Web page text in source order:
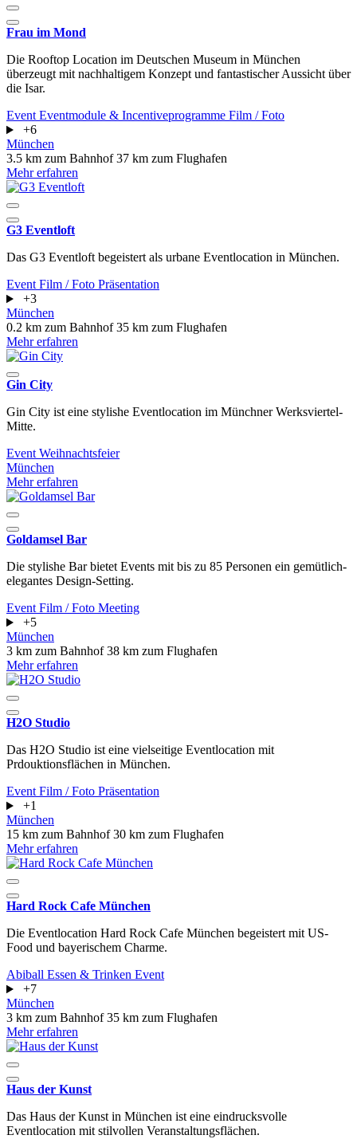
Frau im Mond
Die Rooftop Location im Deutschen Museum in München
überzeugt mit nachhaltigem Konzept und fantastischer Aussicht über
die Isar.
Event Eventmodule & Incentiveprogramme Film / Foto
+6
München
3.5 km zum Bahnhof37 km zum Flughafen
Mehr erfahren
G3 Eventloft
Das G3 Eventloft begeistert als urbane Eventlocation in München.
Event Film / Foto Präsentation
+3
München
0.2 km zum Bahnhof35 km zum Flughafen
Mehr erfahren
Gin City
Gin City ist eine stylishe Eventlocation im Münchner Werksviertel-
Mitte.
Event Weihnachtsfeier
München
Mehr erfahren
Goldamsel Bar
Die stylishe Bar bietet Events mit bis zu 85 Personen ein gemütlich-
elegantes Design-Setting.
Event Film / Foto Meeting
+5
München
3 km zum Bahnhof38 km zum Flughafen
Mehr erfahren
H2O Studio
Das H2O Studio ist eine vielseitige Eventlocation mit
Prdouktionsflächen in München.
Event Film / Foto Präsentation
+1
München
15 km zum Bahnhof30 km zum Flughafen
Mehr erfahren
Hard Rock Cafe München
Die Eventlocation Hard Rock Cafe München begeistert mit US-
Food und bayerischem Charme.
Abiball Essen & Trinken Event
+7
München
3 km zum Bahnhof35 km zum Flughafen
Mehr erfahren
Haus der Kunst
Das Haus der Kunst in München ist eine eindrucksvolle
Eventlocation mit stilvollen Veranstaltungsflächen.